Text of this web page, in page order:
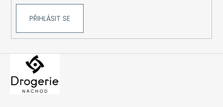
PŘIHLÁSIT SE